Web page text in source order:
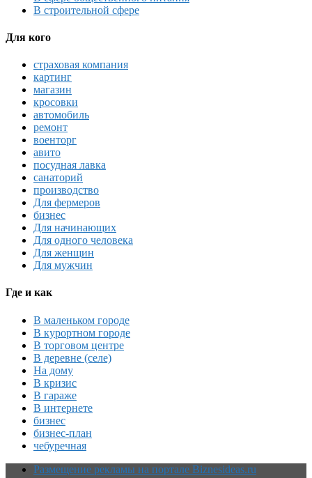
В строительной сфере
Для кого
страховая компания
картинг
магазин
кросовки
автомобиль
ремонт
военторг
авито
посудная лавка
санаторий
производство
Для фермеров
бизнес
Для начинающих
Для одного человека
Для женщин
Для мужчин
Где и как
В маленьком городе
В курортном городе
В торговом центре
В деревне (селе)
На дому
В кризис
В гараже
В интернете
бизнес
бизнес-план
чебуречная
Размещение рекламы на портале Biznesideas.ru